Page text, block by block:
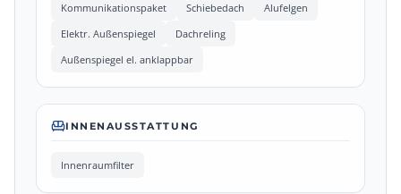
Kommunikationspaket
Schiebedach
Alufelgen
Elektr. Außenspiegel
Dachreling
Außenspiegel el. anklappbar
INNENAUSSTATTUNG
Innenraumfilter